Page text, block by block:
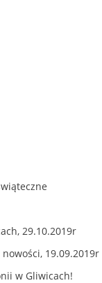
29.10.2019r
19.09.2019r
w Gliwicach!